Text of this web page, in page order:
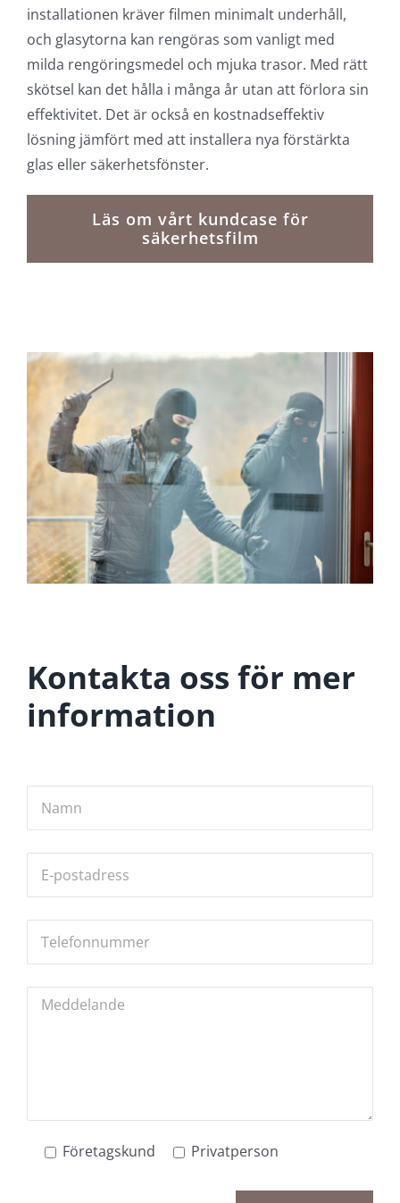
installationen kräver filmen minimalt underhåll,
och glasytorna kan rengöras som vanligt med
milda rengöringsmedel och mjuka trasor. Med rätt
skötsel kan det hålla i många år utan att förlora sin
effektivitet. Det är också en kostnadseffektiv
lösning jämfört med att installera nya förstärkta
glas eller säkerhetsfönster.
Läs om vårt kundcase för
säkerhetsfilm
Kontakta oss för mer
information
Företagskund Privatperson